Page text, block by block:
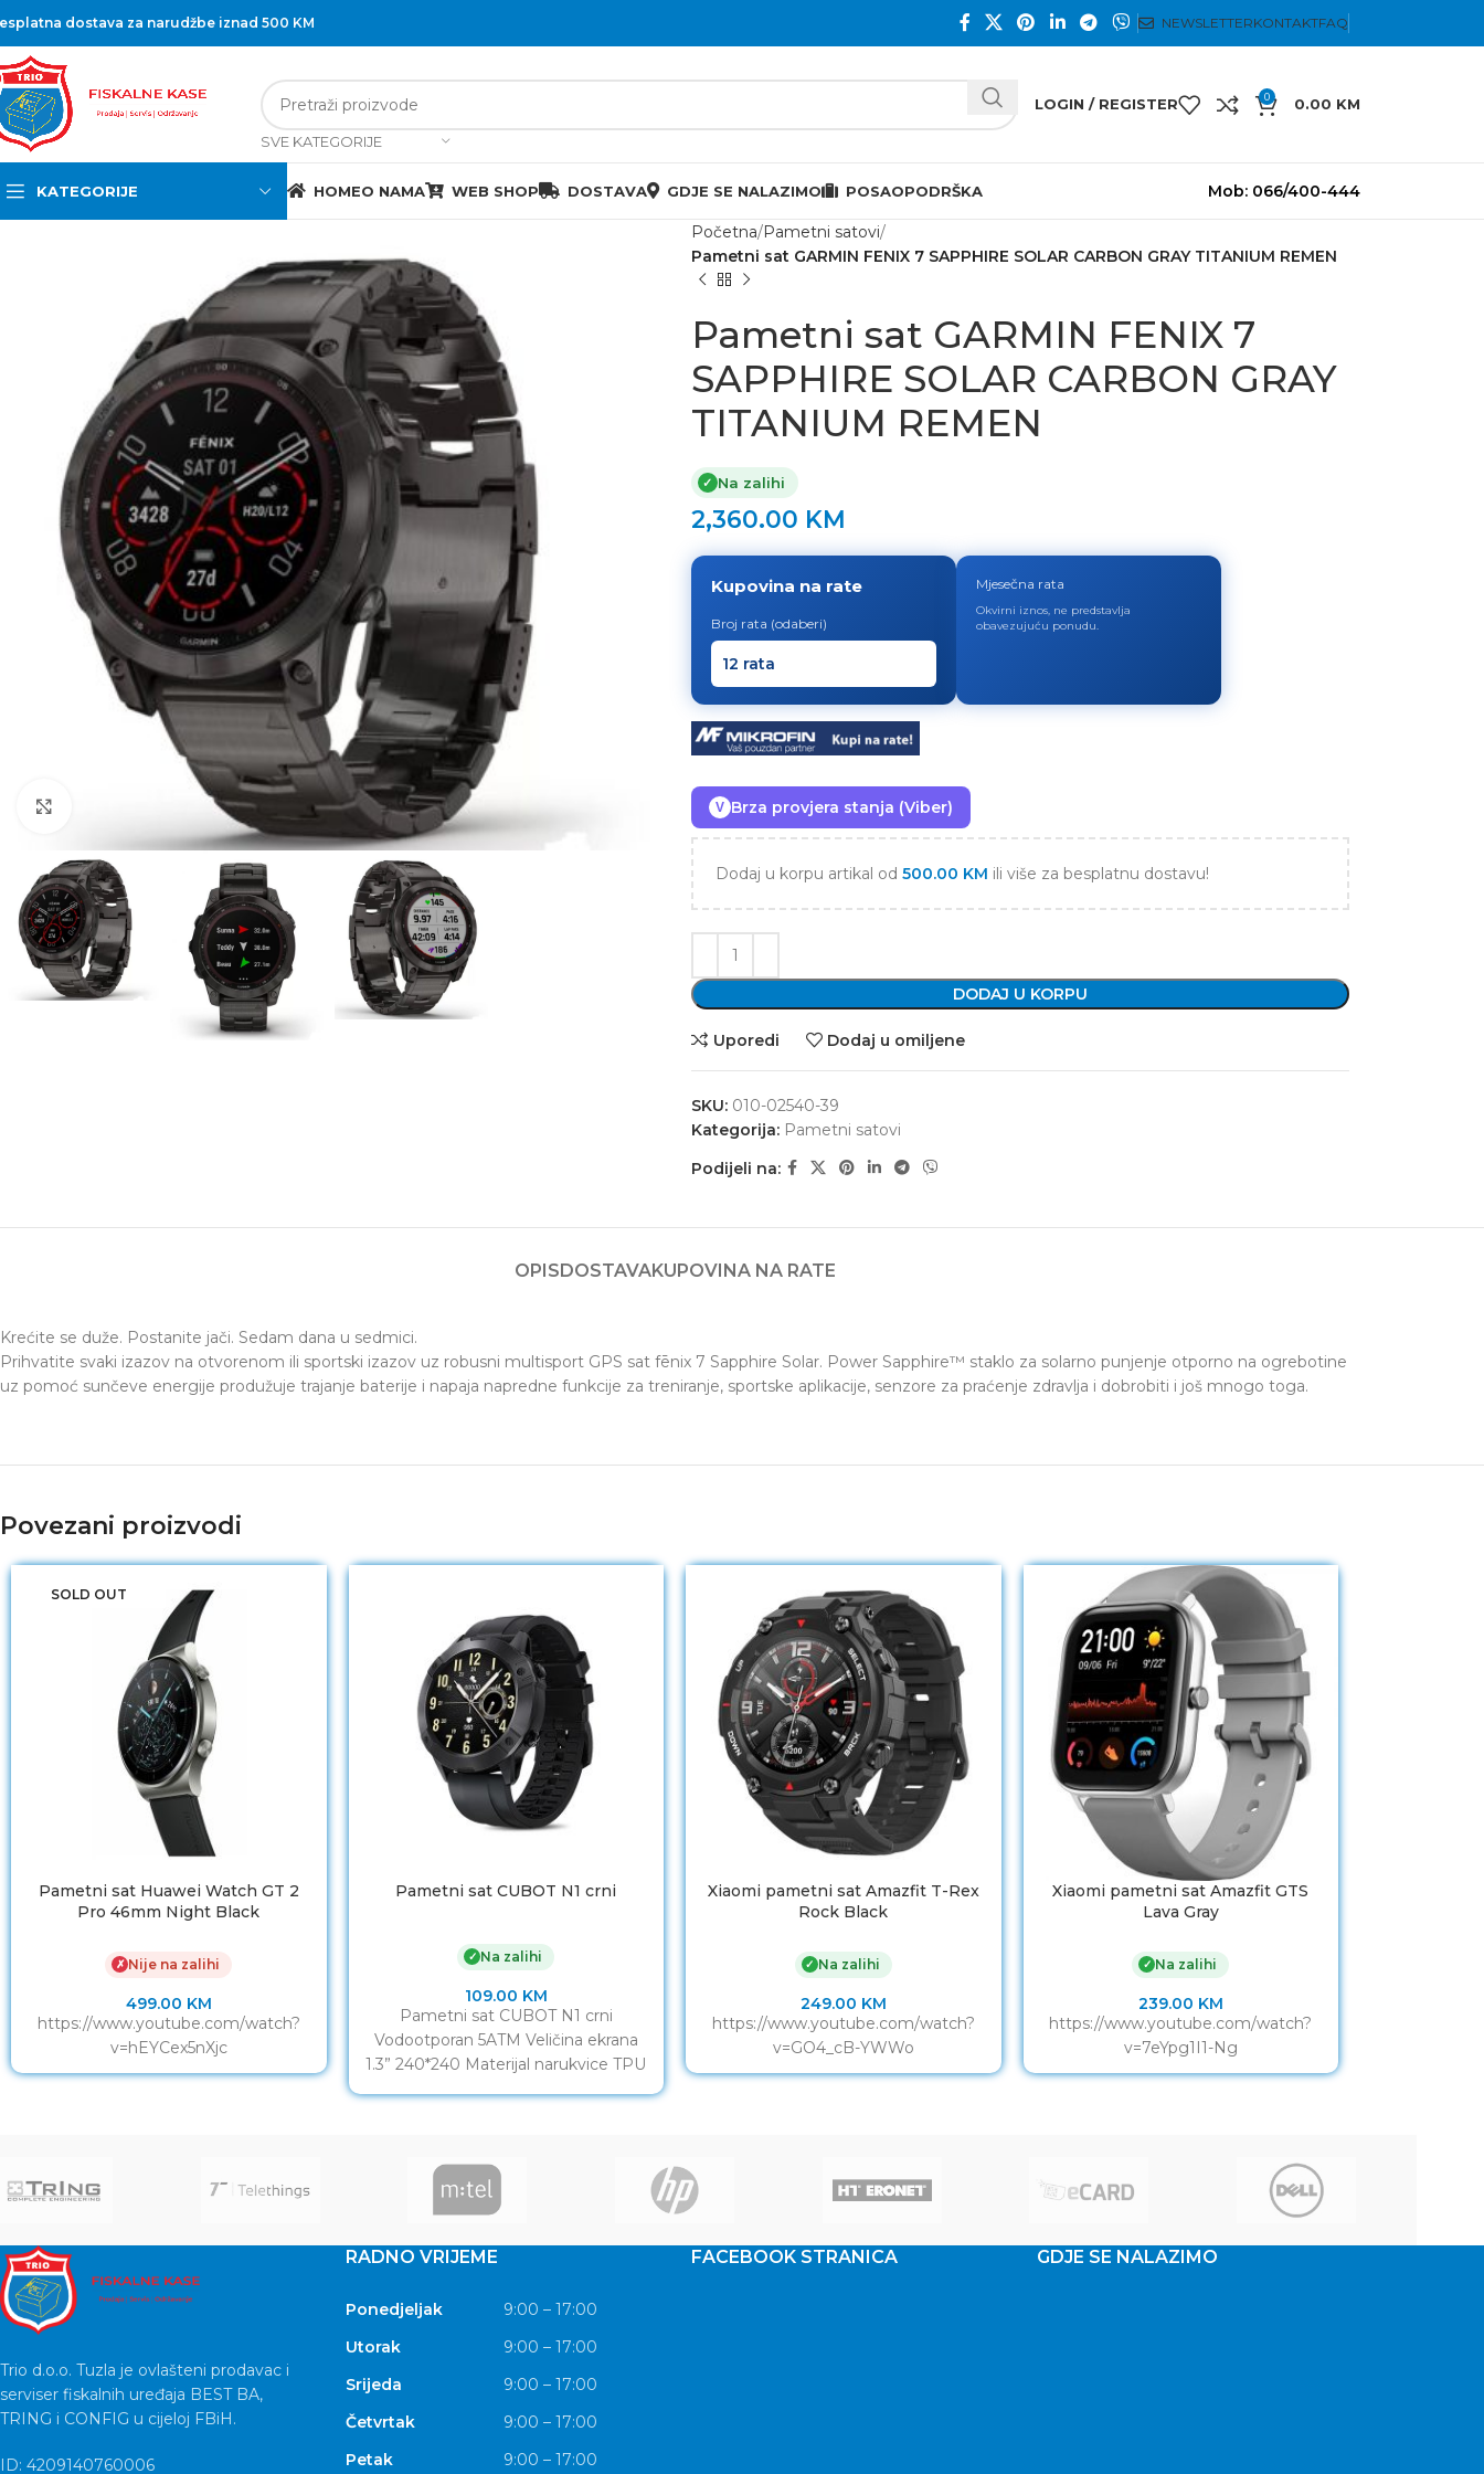
dostava za narudžbe iznad 500 KM NEWSLETTERKONTAKTFAQ
SVE KATEGORIJE
LOGIN / REGISTER 0 0.00 KM
KATEGORIJE HOMEO NAMA WEB SHOP DOSTAVA GDJE SE NALAZIMO POSAOPODRŠKA Mob: 066/400-444
Početna Pametni satovi
Pametni sat GARMIN FENIX 7 SAPPHIRE SOLAR CARBON GRAY TITANIUM REMEN
Pametni sat GARMIN FENIX 7
SAPPHIRE SOLAR CARBON GRAY
TITANIUM REMEN
✓ Na zalihi
2,360.00 KM
Kupovina na rate
Broj rata (odaberi)
Mjesečna rata
Okvirni iznos, ne predstavlja
obavezujuću ponudu.
V Brza provjera stanja (Viber)
Dodaj u korpu artikal od 500.00 KM ili više za besplatnu dostavu!
DODAJ U KORPU
Uporedi Dodaj u omiljene
SKU: 010-02540-39
Kategorija: Pametni satovi
Podijeli na:
OPISDOSTAVAKUPOVINA NA RATE
Krećite se duže. Postanite jači. Sedam dana u sedmici.
Prihvatite svaki izazov na otvorenom ili sportski izazov uz robusni multisport GPS sat fēnix 7 Sapphire Solar. Power Sapphire™ staklo za solarno punjenje otporno na ogrebotine
uz pomoć sunčeve energije produžuje trajanje baterije i napaja napredne funkcije za treniranje, sportske aplikacije, senzore za praćenje zdravlja i dobrobiti i još mnogo toga.
Povezani proizvodi
SOLD OUT
Pametni sat Huawei Watch GT 2
Pro 46mm Night Black
✗ Nije na zalihi
499.00 KM
https://www.youtube.com/watch?
v=hEYCex5nXjc
Pametni sat CUBOT N1 crni
✓ Na zalihi
109.00 KM
Pametni sat CUBOT N1 crni
Vodootporan 5ATM Veličina ekrana
1.3” 240*240 Materijal narukvice TPU
Xiaomi pametni sat Amazfit T-Rex
Rock Black
✓ Na zalihi
249.00 KM
https://www.youtube.com/watch?
v=GO4_cB-YWWo
Xiaomi pametni sat Amazfit GTS
Lava Gray
✓ Na zalihi
239.00 KM
https://www.youtube.com/watch?
v=7eYpg1I1-Ng
Trio d.o.o. Tuzla je ovlašteni prodavac i
serviser fiskalnih uređaja BEST BA,
TRING i CONFIG u cijeloj FBiH.
ID: 4209140760006
RADNO VRIJEME
Ponedjeljak
9:00 – 17:00
Utorak
9:00 – 17:00
Srijeda
9:00 – 17:00
Četvrtak
9:00 – 17:00
Petak
9:00 – 17:00
FACEBOOK STRANICA GDJE SE NALAZIMO